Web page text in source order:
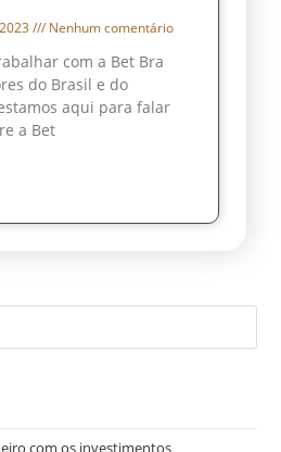
Nenhum comentário
com a Bet Bra
do Brasil e do
aqui para falar
a Bet
com os investimentos